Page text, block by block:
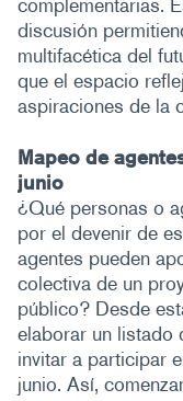
complementarias.
discusión
multifacética del
que el espacio
aspiraciones de la
Mapeo de
junio
¿Qué personas o
por el devenir de
agentes pueden
colectiva de un
público? Desde
elaborar un listado
invitar a participar
junio. Así,